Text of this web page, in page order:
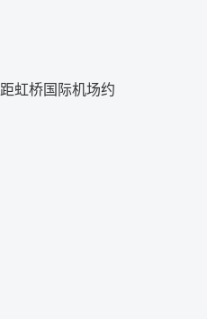
虹桥国际机场约